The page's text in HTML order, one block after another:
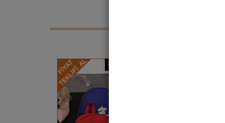
ÜRÜN KODU: SIR-2205
Ürün Detay